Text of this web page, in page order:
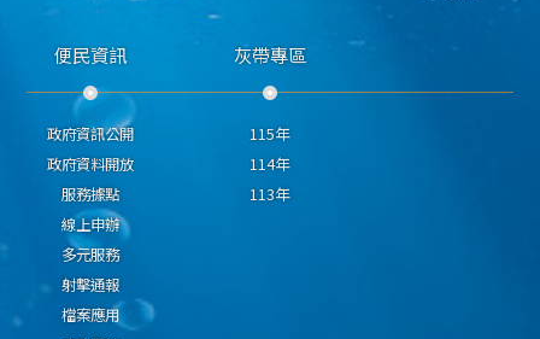
便民資訊
政府資訊公開
政府資料開放
服務據點
線上申辦
多元服務
射擊通報
檔案應用
灰帶專區
115年
114年
113年